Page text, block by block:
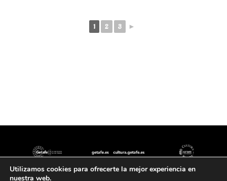
1 2 3 ►
Utilizamos cookies para ofrecerte la mejor experiencia en
nuestra web.